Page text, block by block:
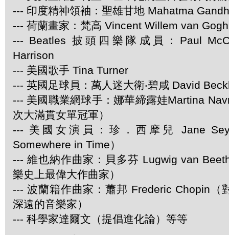
--- 印度精神領袖：聖雄甘地 Mahatma
--- 荷蘭畫家：梵高 Vincent Willem van Gogh
--- Beatles 披頭四樂隊成員：Paul
Harrison
--- 美國歌手 Tina Turner
--- 英國足球員：萬人迷大衛‧碧咸 David
--- 美國職業網球手：娜華締露娃Martina
次大滿貫女單冠軍）
--- 美國女演員：珍．西摩兒 Jane
Somewhere in Time）
--- 維也納作曲家：貝多芬 Lugwig van
樂史上最偉大作曲家）
--- 波蘭籍作曲家：蕭邦 Frederic Chopin（
深遠的音樂家）
--- 科學家達爾文（提倡進化論）等等